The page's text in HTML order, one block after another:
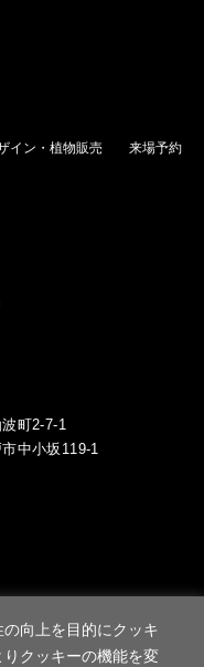
向上を目的にクッキ
クッキーの機能を変
町2-7-1
中小坂119-1
イン・植物販売 来場予約